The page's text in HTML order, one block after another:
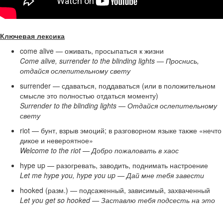
Ключевая лексика
come alive — оживать, просыпаться к жизни
Come alive, surrender to the blinding lights — Проснись,
отдайся ослепительному свету
surrender — сдаваться, поддаваться (или в положительном
смысле это полностью отдаться моменту)
Surrender to the blinding lights — Отдайся ослепительному
свету
riot — бунт, взрыв эмоций; в разговорном языке также «нечто
дикое и невероятное»
Welcome to the riot — Добро пожаловать в хаос
hype up — разогревать, заводить, поднимать настроение
Let me hype you, hype you up — Дай мне тебя завести
hooked (разм.) — подсаженный, зависимый, захваченный
Let you get so hooked — Заставлю тебя подсесть на это